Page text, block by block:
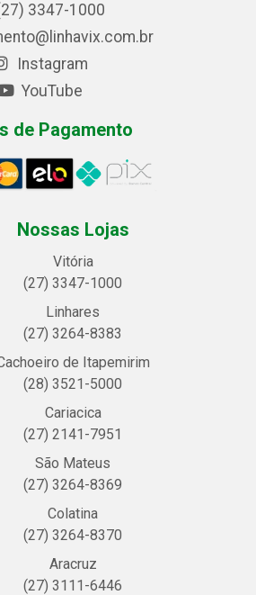
3347-1000
Instagram
YouTube
de Pagamento
Nossas Lojas
Vitória
(27) 3347-1000
Linhares
(27) 3264-8383
de Itapemirim
(28) 3521-5000
Cariacica
(27) 2141-7951
São Mateus
(27) 3264-8369
Colatina
(27) 3264-8370
Aracruz
(27) 3111-6446